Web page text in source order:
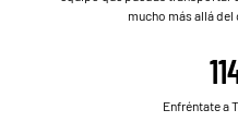
mucho más allá del
Enfréntate a